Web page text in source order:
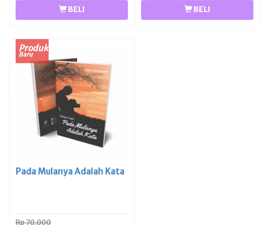
BELI BELI
Produk
Baru
Pada Mulanya Adalah Kata
Rp 70.000